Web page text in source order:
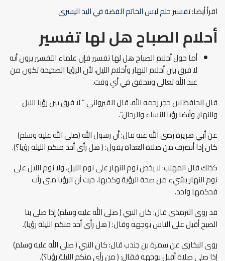
اقرأ أيضا:تفسير حلم لبس الخاتم الفضة في اليد اليسرى
أحلام الصباح هل لها تفسير
أما حول أحلام الصباح هل لها تفسير فإن علماء التفسير يرون أنه
لا فرق بين أحلام النهار وأحلام الليل، لأن الرؤيا الصحيحة تكون من
عند الله تعالى وتتحقق في أي وقت.
قال الحافظ ابن حجر رحمه الله، قال القيرواني ” لا فرق بين رؤيا الليل
والنهار، وأيضا رؤيا النساء والرجال”.
عن أبي هريرة رضى الله عنه قال: أن رسول الله (صلى الله عليه وسلم)
كان إذا أنصرف من صلاة الغداة يقول: ( هل رأى أحد منكم الليلة رؤيا؟).
كذلك قال المهلب: لا يخص نوم النهار على نوم الليل، ولا نوم الليل على
نوم النهار بشيء من صحة الرؤية وكذبها، حيث أن الرؤيا متى رأت
فحكمها واحد.
قد روى الترمذي قال: كان النبي ( صلى الله عليه وسلم) إذا صلى بنا
الصبح أقبل على الناس بوجهه وقال: ( هل رأى أحد منكم الليلة رؤيا).
روى البخاري عن سمرة بن جندب قال: كان النبي ( صلى الله عليه وسلم)
إذا صلى صلاة أقبل بوجهه فقال: ( من رأى منكم الليلة رؤيا؟).